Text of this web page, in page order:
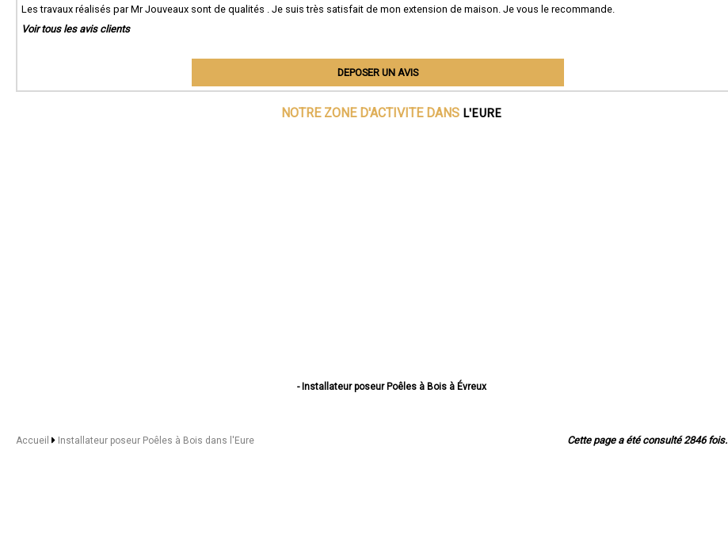
Les travaux réalisés par Mr Jouveaux sont de qualités . Je suis très satisfait de mon extension de maison. Je vous le recommande.
Voir tous les avis clients
DEPOSER UN AVIS
NOTRE ZONE D'ACTIVITE DANS L'EURE
- Installateur poseur Poêles à Bois à Évreux
Cette page a été consulté 2846 fois.
Accueil Installateur poseur Poêles à Bois dans l'Eure